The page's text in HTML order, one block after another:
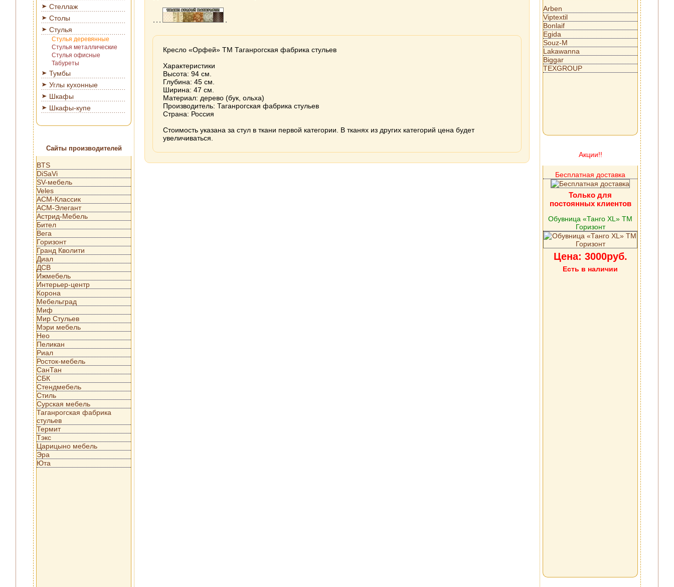
Стеллаж
Столы
Стулья
Стулья деревянные
Стулья металлические
Стулья офисные
Табуреты
Тумбы
Углы кухонные
Шкафы
Шкафы-купе
Сайты производителей
BTS
DiSaVi
SV-мебель
Veles
АСМ-Классик
АСМ-Элегант
Астрид-Мебель
Бител
Вега
Горизонт
Гранд Кволити
Диал
ДСВ
Ижмебель
Интерьер-центр
Корона
Мебельград
Миф
Мир Стульев
Мэри мебель
Нео
Пеликан
Риал
Росток-мебель
СанТан
СБК
Стендмебель
Стиль
Сурская мебель
Таганрогская фабрика
стульев
Термит
Тэкс
Царицыно мебель
Эра
Юта
Кресло «Орфей» ТМ Таганрогская фабрика стульев
Характеристики
Высота: 94 см.
Глубина: 45 см.
Ширина: 47 см.
Материал: дерево (бук, ольха)
Производитель: Таганрогская фабрика стульев
Страна: Россия
Стоимость указана за стул в ткани первой категории. В тканях из других категорий цена будет
увеличиваться.
Arben
Viptextil
Bonlaif
Egida
Souz-M
Lakawanna
Biggar
TEXGROUP
Акции!!
Бесплатная доставка
Только для
постоянных клиентов
Обувница «Танго XL» ТМ
Горизонт
Цена: 3000руб.
Есть в наличии